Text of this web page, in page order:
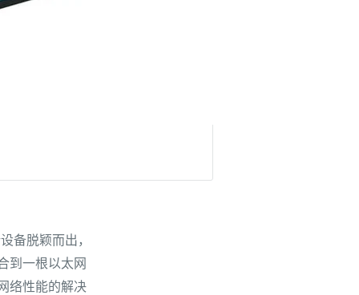
备脱颖而出，
到一根以太网
络性能的解决